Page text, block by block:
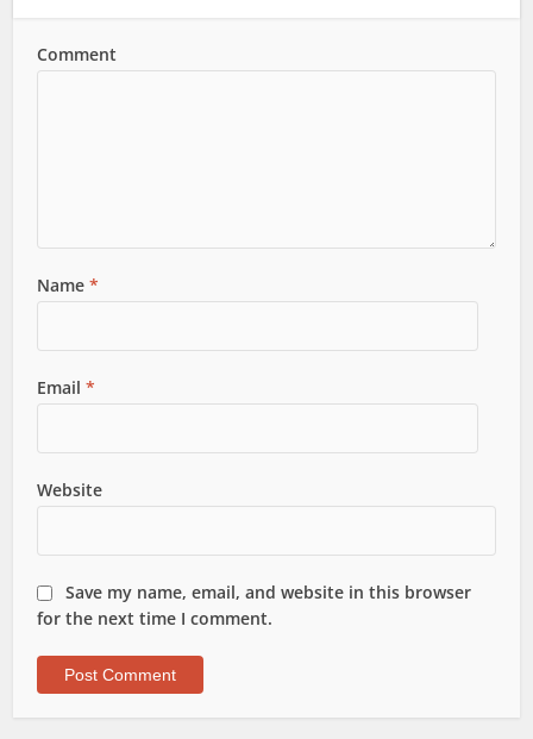
Comment
Name*
Email*
Website
Save my name, email, and website in this browser
for the next time I comment.